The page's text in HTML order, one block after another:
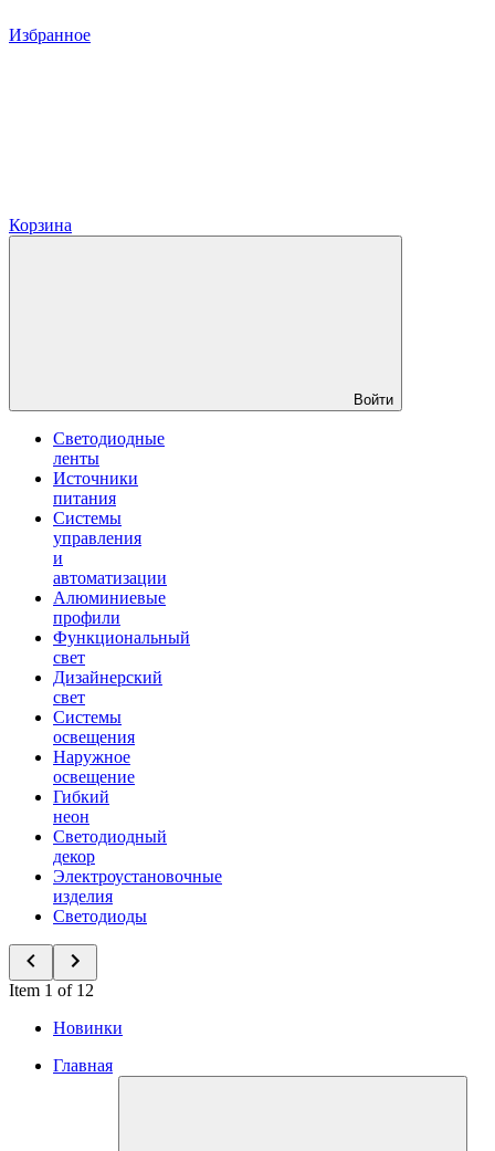
Избранное
Корзина
Войти
Светодиодные
ленты
Источники
питания
Системы
управления
и
автоматизации
Алюминиевые
профили
Функциональный
свет
Дизайнерский
свет
Системы
освещения
Наружное
освещение
Гибкий
неон
Светодиодный
декор
Электроустановочные
изделия
Светодиоды
Item 1 of 12
Новинки
Главная